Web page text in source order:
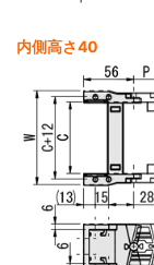
内側高さ40